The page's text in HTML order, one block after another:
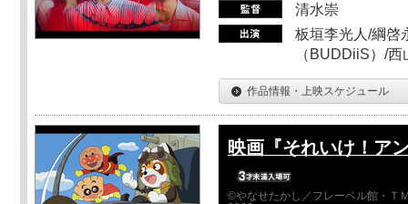
清水崇
板垣李光人/綱啓
（BUDDiiS）/
作品情報・上映スケジュール
映画『それいけ！ア
©やなせたかし／フレーベル館・Ｔ